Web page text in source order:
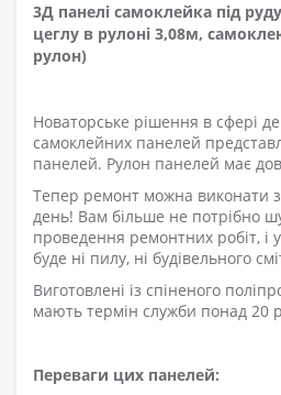
3Д панелі самоклейка під
цеглу в рулоні 3,08м,
рулон)
Новаторське рішення в сфері
самоклейних панелей
панелей. Рулон панелей має
Тепер ремонт можна виконати
день! Вам більше не потрібно
проведення ремонтних робіт, і
буде ні пилу, ні будівельного
Виготовлені із спіненого
мають термін служби понад 20
Переваги цих панелей: